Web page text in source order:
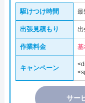
駆けつけ時間 最
出張見積もり 出
作業料金 基
キャンペーン
サー